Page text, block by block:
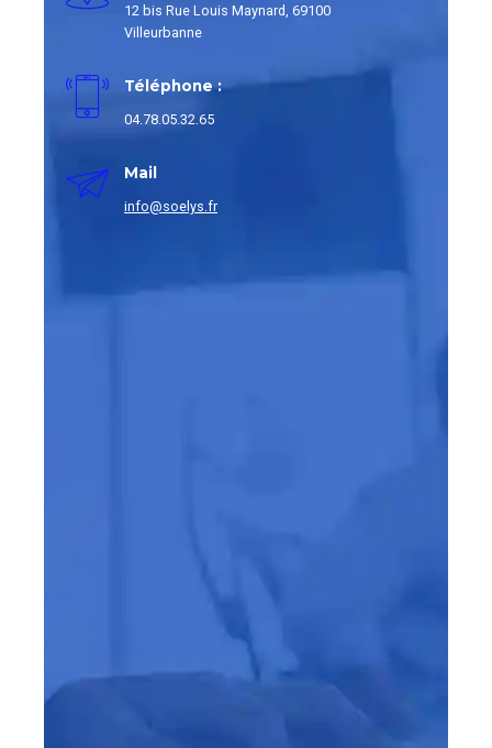
12 bis Rue Louis Maynard, 69100
Villeurbanne
Téléphone :
04.78.05.32.65
Mail
info@soelys.fr